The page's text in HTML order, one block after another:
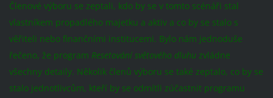
Členové výboru se zeptali, kdo by se v tomto scénáři stal
vlastníkem propadlého majetku a aktiv a co by se stalo s
věřiteli nebo finančními institucemi. Bylo nám jednoduše
řečeno, že program Resetování světového dluhuzvládne
všechny detaily. Několik členů výboru se také zeptalo, co by se
stalo jednotlivcům, kteří by se odmítli zúčastnit programu